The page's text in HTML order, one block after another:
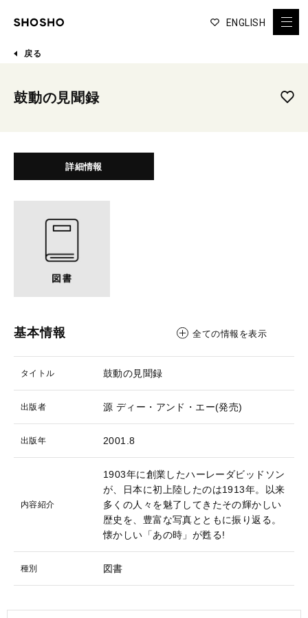
ENGLISH
戻る
鼓動の見聞録
詳細情報
基本情報 全ての情報を表示
タイトル 鼓動の見聞録
出版者 源 ディー・アンド・エー(発売)
出版年 2001.8
内容紹介
1903年に創業したハーレーダビッドソン
が、日本に初上陸したのは1913年。以来
多くの人々を魅了してきたその輝かしい
歴史を、豊富な写真とともに振り返る。
懐かしい「あの時」が甦る!
種別 図書